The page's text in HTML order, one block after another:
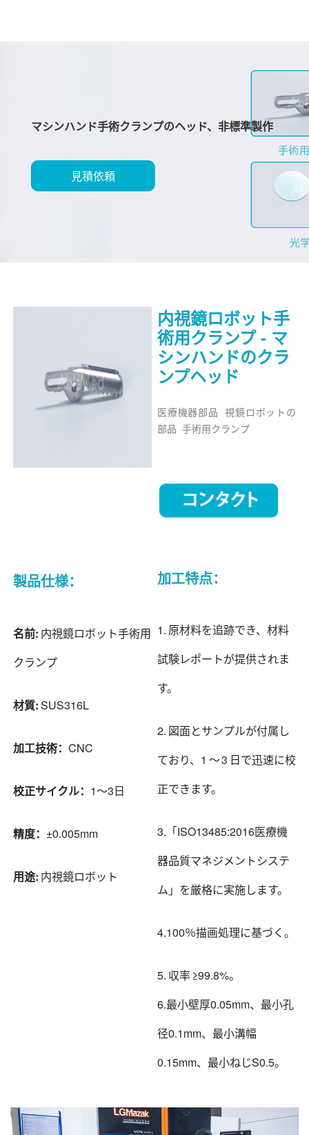
マシンハンド手術クランプのヘッド、非標準製作
見積依頼
内視鏡ロボット手
術用クランプ - マ
シンハンドのクラ
ンプヘッド
医療機器部品 視鏡ロボットの
部品 手術用クランプ
製品仕様：
名前: 内視鏡ロボット手術用
クランプ
材質:SUS316L
加工技術：CNC
校正サイクル： 1～3日
精度： ±0.005mm
用途: 内視鏡ロボット
加工特点：
1. 原材料を追跡でき、材料
試験レポートが提供されま
す。
2. 図面とサンプルが付属し
ており、1 ～ 3 日で迅速に校
正できます。
3.「ISO13485:2016医療機
器品質マネジメントシステ
ム」を厳格に実施します。
4.100％描画処理に基づく。
5. 収率 ≥99.8%。
6.最小壁厚0.05mm、最小孔
径0.1mm、最小溝幅
0.15mm、最小ねじS0.5。